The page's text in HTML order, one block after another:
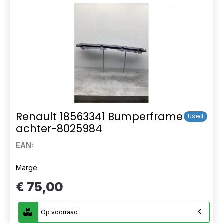
Renault 18563341 Bumperframe
achter-8025984
Used
EAN:
Marge
€ 75,00
Op voorraad